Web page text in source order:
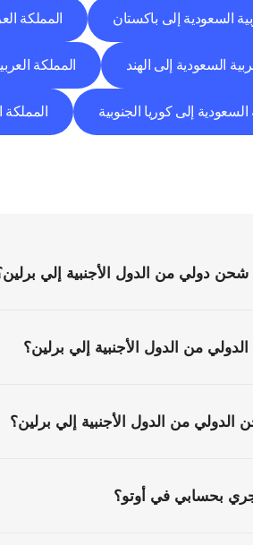
السعودية إلى باكستان المملكة
السعودية إلى الهند المملكة
السعودية إلى كوريا الجنوبية المملكة
دولي من الدول الأجنبية إلي
من الدول الأجنبية إلي برلين؟
من الدول الأجنبية إلي برلين؟
بحسابي في أوتو؟